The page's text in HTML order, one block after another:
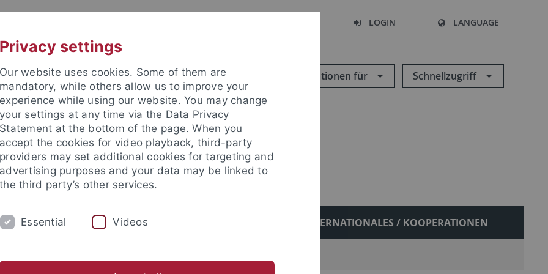
LOGIN LANGUAGE
Informationen für Schnellzugriff
FORSCHUNG / PROJEKTE INTERNATIONALES / KOOPERATIONEN
Privacy settings
Our website uses cookies. Some of them are
mandatory, while others allow us to improve your
experience while using our website. You may change
your settings at any time via the Data Privacy
Statement at the bottom of the page. When you
accept the cookies for video playback, third-party
providers may set additional cookies for targeting and
advertising purposes and your data may be linked to
the third party’s other services.
Essential Videos